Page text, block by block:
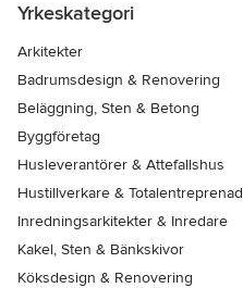
Yrkeskategori
Arkitekter
Badrumsdesign & Renovering
Beläggning, Sten & Betong
Byggföretag
Husleverantörer & Attefallshus
Hustillverkare & Totalentreprenad
Inredningsarkitekter & Inredare
Kakel, Sten & Bänkskivor
Köksdesign & Renovering